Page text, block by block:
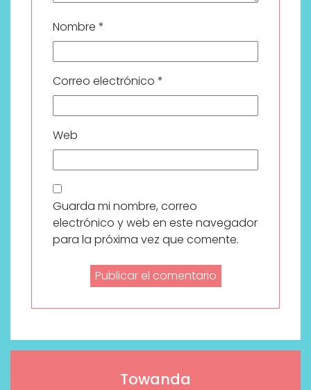
Nombre *
Correo electrónico *
Web
Guarda mi nombre, correo
electrónico y web en este navegador
para la próxima vez que comente.
Towanda